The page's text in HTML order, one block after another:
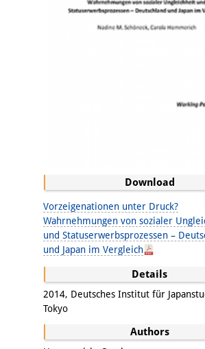
Download
Vorzeigenationen unter Druck?
Wahrnehmungen von sozialer
und Statuserwerbsprozessen –
und Japan im Vergleich
Details
2014, Deutsches Institut für
Tokyo
Authors